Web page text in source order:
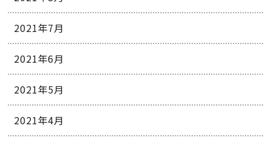
2021年7月
2021年6月
2021年5月
2021年4月